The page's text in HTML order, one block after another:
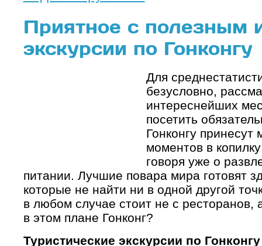
Приятное с полезным
экскурсии по Гонконгу
Для
безусловно,
интереснейших
посетить
Гонконгу
моментов в
говоря уже о
питании. Лучшие повара мира готовят
которые не найти ни в одной другой
в любом случае стоит не с ресторанов,
в этом плане Гонконг?
Туристические экскурсии по Гонконгу